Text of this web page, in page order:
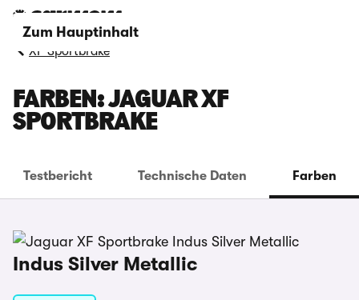
Zum Hauptinhalt
XF Sportbrake
FARBEN: JAGUAR XF
SPORTBRAKE
Testbericht Technische Daten Farben
Indus Silver Metallic